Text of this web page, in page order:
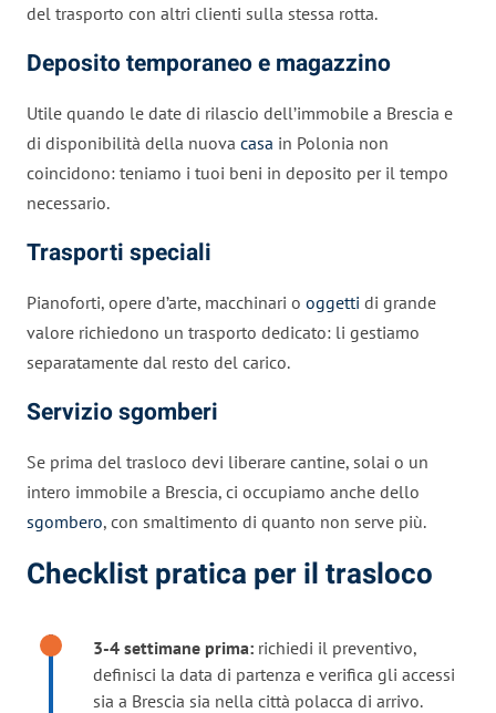
del trasporto con altri clienti sulla stessa rotta.
Deposito temporaneo e magazzino
Utile quando le date di rilascio dell’immobile a Brescia e
di disponibilità della nuova casa in Polonia non
coincidono: teniamo i tuoi beni in deposito per il tempo
necessario.
Trasporti speciali
Pianoforti, opere d’arte, macchinari o oggetti di grande
valore richiedono un trasporto dedicato: li gestiamo
separatamente dal resto del carico.
Servizio sgomberi
Se prima del trasloco devi liberare cantine, solai o un
intero immobile a Brescia, ci occupiamo anche dello
sgombero, con smaltimento di quanto non serve più.
Checklist pratica per il trasloco
3-4 settimane prima: richiedi il preventivo,
definisci la data di partenza e verifica gli accessi
sia a Brescia sia nella città polacca di arrivo.